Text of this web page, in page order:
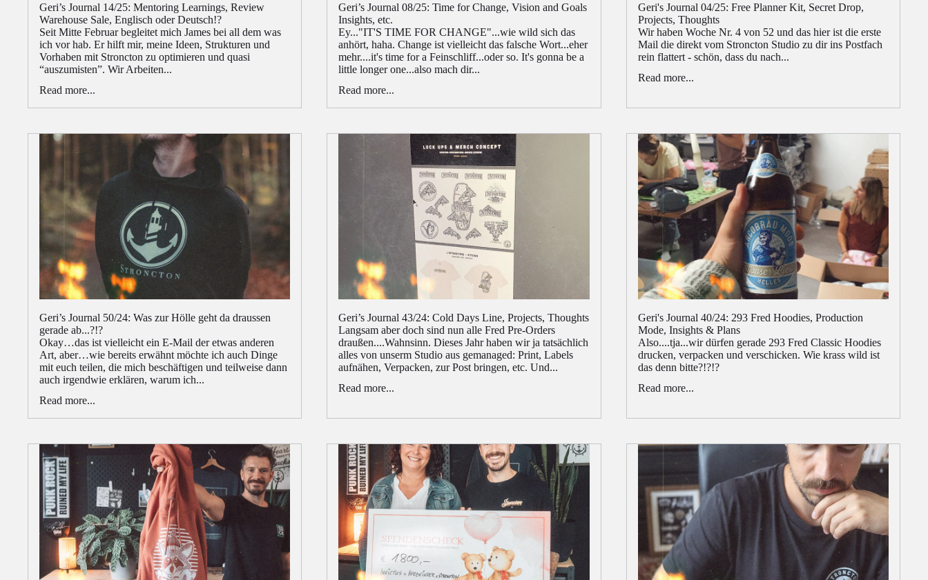
Geri’s Journal 14/25: Mentoring Learnings, Review
Warehouse Sale, Englisch oder Deutsch!?
Seit Mitte Februar begleitet mich James bei all dem was
ich vor hab. Er hilft mir, meine Ideen, Strukturen und
Vorhaben mit Stroncton zu optimieren und quasi
“auszumisten”. Wir Arbeiten...
Read more...
Geri’s Journal 08/25: Time for Change, Vision and Goals
Insights, etc.
Ey..."IT'S TIME FOR CHANGE"...wie wild sich das
anhört, haha. Change ist vielleicht das falsche Wort...eher
mehr....it's time for a Feinschliff...oder so. It's gonna be a
little longer one...also mach dir...
Read more...
Geri's Journal 04/25: Free Planner Kit, Secret Drop,
Projects, Thoughts
Wir haben Woche Nr. 4 von 52 und das hier ist die erste
Mail die direkt vom Stroncton Studio zu dir ins Postfach
rein flattert - schön, dass du nach...
Read more...
Geri’s Journal 50/24: Was zur Hölle geht da draussen
gerade ab...?!?
Okay…das ist vielleicht ein E-Mail der etwas anderen
Art, aber…wie bereits erwähnt möchte ich auch Dinge
mit euch teilen, die mich beschäftigen und teilweise dann
auch irgendwie erklären, warum ich...
Read more...
Geri’s Journal 43/24: Cold Days Line, Projects, Thoughts
Langsam aber doch sind nun alle Fred Pre-Orders
draußen....Wahnsinn. Dieses Jahr haben wir ja tatsächlich
alles von unserm Studio aus gemanaged: Print, Labels
aufnähen, Verpacken, zur Post bringen, etc. Und...
Read more...
Geri's Journal 40/24: 293 Fred Hoodies, Production
Mode, Insights & Plans
Also....tja...wir dürfen gerade 293 Fred Classic Hoodies
drucken, verpacken und verschicken. Wie krass wild ist
das denn bitte?!?!?
Read more...